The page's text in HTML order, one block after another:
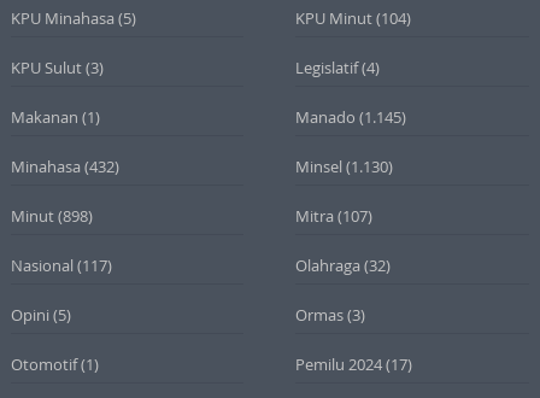
KPU Minahasa (5) KPU Minut(104)
KPU Sulut(3) Legislatif(4)
Makanan (1) Manado (1.145)
Minahasa (432) Minsel (1.130)
Minut(898) Mitra (107)
Nasional (117) Olahraga (32)
Opini (5) Ormas(3)
Otomotif(1) Pemilu 2024(17)